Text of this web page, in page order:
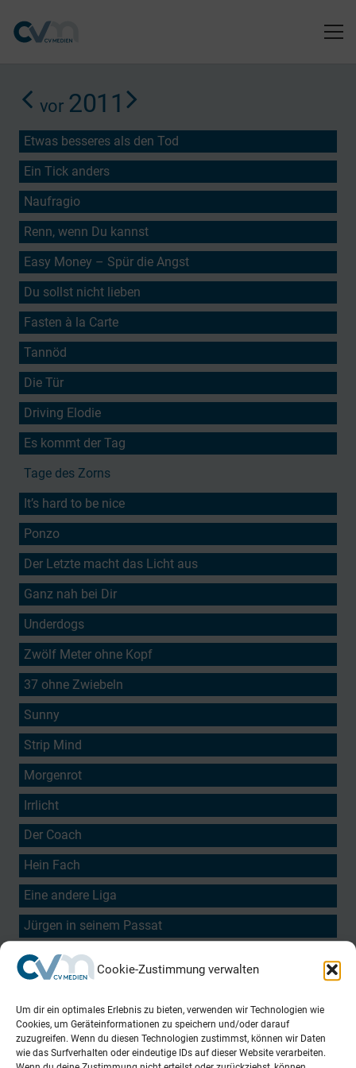
Cookie-Zustimmung verwalten
Um dir ein optimales Erlebnis zu bieten, verwenden wir Technologien wie
Cookies, um Geräteinformationen zu speichern und/oder darauf
zuzugreifen. Wenn du diesen Technologien zustimmst, können wir Daten
wie das Surfverhalten oder eindeutige IDs auf dieser Website verarbeiten.
vor2011
Etwas besseres als den Tod
Ein Tick anders
Naufragio
Renn, wenn Du kannst
Easy Money – Spür die Angst
Du sollst nicht lieben
Fasten à la Carte
Tannöd
Die Tür
Driving Elodie
Es kommt der Tag
Tage des Zorns
It’s hard to be nice
Ponzo
Der Letzte macht das Licht aus
Ganz nah bei Dir
Underdogs
Zwölf Meter ohne Kopf
37 ohne Zwiebeln
Sunny
Strip Mind
Morgenrot
Irrlicht
Der Coach
Hein Fach
Eine andere Liga
Jürgen in seinem Passat
Beyond the Limits